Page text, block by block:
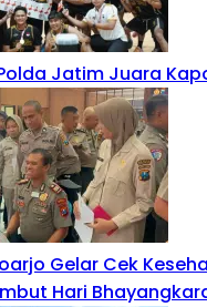
Jatim Juara
Gelar Cek
Hari